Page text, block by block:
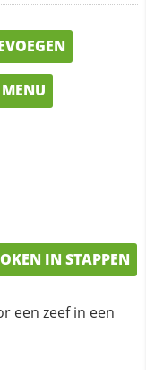
IN STAPPEN
een zeef in een